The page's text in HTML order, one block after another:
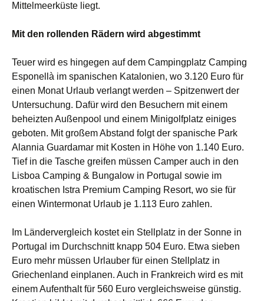
Mittelmeerküste liegt.
Mit den rollenden Rädern wird abgestimmt
Teuer wird es hingegen auf dem Campingplatz Camping
Esponellà im spanischen Katalonien, wo 3.120 Euro für
einen Monat Urlaub verlangt werden – Spitzenwert der
Untersuchung. Dafür wird den Besuchern mit einem
beheizten Außenpool und einem Minigolfplatz einiges
geboten. Mit großem Abstand folgt der spanische Park
Alannia Guardamar mit Kosten in Höhe von 1.140 Euro.
Tief in die Tasche greifen müssen Camper auch in den
Lisboa Camping & Bungalow in Portugal sowie im
kroatischen Istra Premium Camping Resort, wo sie für
einen Wintermonat Urlaub je 1.113 Euro zahlen.
Im Ländervergleich kostet ein Stellplatz in der Sonne in
Portugal im Durchschnitt knapp 504 Euro. Etwa sieben
Euro mehr müssen Urlauber für einen Stellplatz in
Griechenland einplanen. Auch in Frankreich wird es mit
einem Aufenthalt für 560 Euro vergleichsweise günstig.